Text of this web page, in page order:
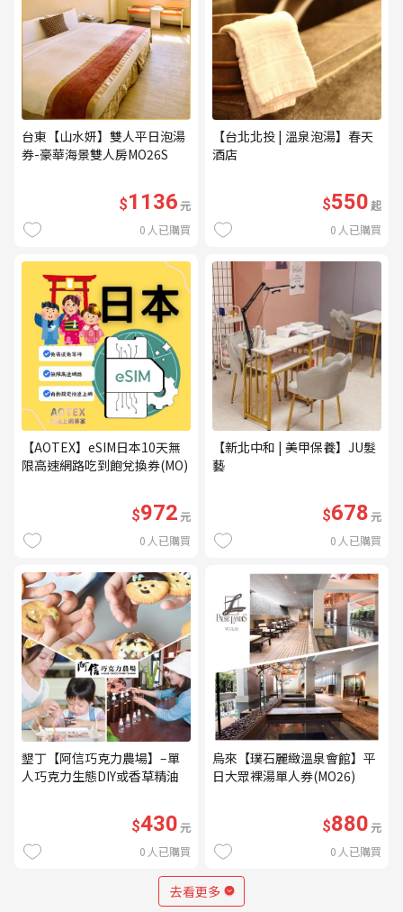
台東【山水妍】雙人平日泡湯
券-豪華海景雙人房MO26S
$1136元
0 人已購買
【台北北投 | 溫泉泡湯】春天
酒店
$550起
0 人已購買
【AOTEX】eSIM日本10天無
限高速網路吃到飽兌換券(MO)
$972元
0 人已購買
【新北中和 | 美甲保養】JU髮
藝
$678元
0 人已購買
墾丁【阿信巧克力農場】–單
人巧克力生態DIY或香草精油
$430元
0 人已購買
烏來【璞石麗緻溫泉會館】平
日大眾裸湯單人券(MO26)
$880元
0 人已購買
去看更多